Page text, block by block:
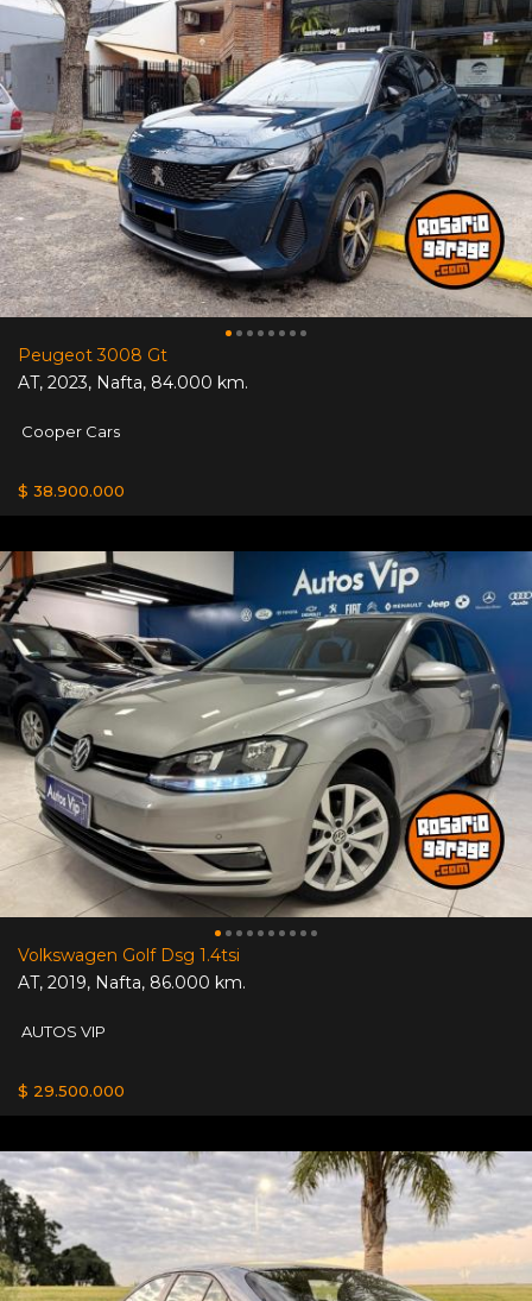
Peugeot 3008 Gt
AT, 2023, Nafta, 84.000 km.
Cooper Cars
$ 38.900.000
Volkswagen Golf Dsg 1.4tsi
AT, 2019, Nafta, 86.000 km.
AUTOS VIP
$ 29.500.000